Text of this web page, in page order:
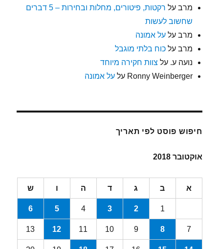
מרב על
רקטות, פיטורים, מחלות ובחירות – 5 דברים
שחשוב לעשות
מרב עלעל אמונה
מרב עלכוח בלתי מוגבל
נועה ע. על צוות חקירה מיוחד
Ronny Weinberger עלעל אמונה
חיפוש פוסט לפי תאריך
אוקטובר 2018
א ב ג ד ה ו ש
1
2
3
4
5
6
7
8
9
10
11
12
13